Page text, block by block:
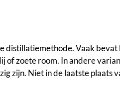
distillatiemethode. Vaak
of zoete room. In andere
zijn. Niet in de laatste plaats